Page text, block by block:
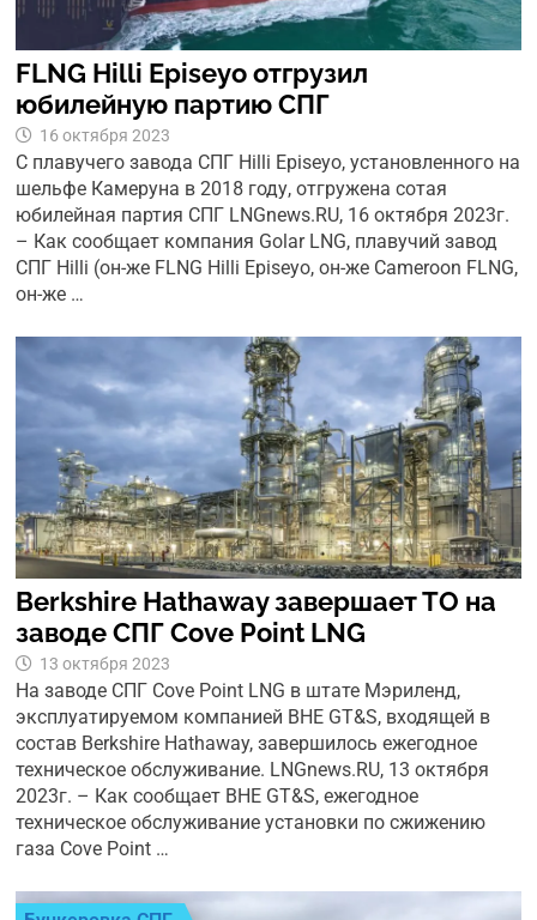
FLNG Hilli Episeyo отгрузил
юбилейную партию СПГ
16 октября 2023
C плавучего завода СПГ Hilli Episeyo, установленного на
шельфе Камеруна в 2018 году, отгружена сотая
юбилейная партия СПГ LNGnews.RU, 16 октября 2023г.
– Как сообщает компания Golar LNG, плавучий завод
СПГ Hilli (он-же FLNG Hilli Episeyo, он-же Cameroon FLNG,
он-же …
Berkshire Hathaway завершает ТО на
заводе СПГ Cove Point LNG
13 октября 2023
На заводе СПГ Cove Point LNG в штате Мэриленд,
эксплуатируемом компанией BHE GT&S, входящей в
состав Berkshire Hathaway, завершилось ежегодное
техническое обслуживание. LNGnews.RU, 13 октября
2023г. – Как сообщает BHE GT&S, ежегодное
техническое обслуживание установки по сжижению
газа Cove Point …